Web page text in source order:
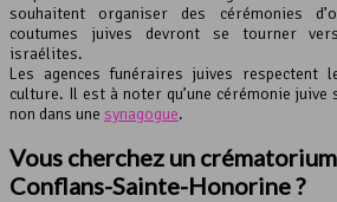
souhaitent organiser des cérémonies
coutumes juives devront se tourner
israélites.
Les agences funéraires juives
culture. Il est à noter qu’une cérémonie
non dans une synagogue.
Vous cherchez un
Conflans-Sainte-Honorine ?